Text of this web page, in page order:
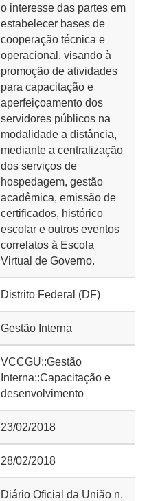
o interesse das partes em
estabelecer bases de
cooperação técnica e
operacional, visando à
promoção de atividades
para capacitação e
aperfeiçoamento dos
servidores públicos na
modalidade a distância,
mediante a centralização
dos serviços de
hospedagem, gestão
acadêmica, emissão de
certificados, histórico
escolar e outros eventos
correlatos à Escola
Virtual de Governo.
Distrito Federal (DF)
Gestão Interna
VCCGU::Gestão
Interna::Capacitação e
desenvolvimento
23/02/2018
28/02/2018
Diário Oficial da União n.